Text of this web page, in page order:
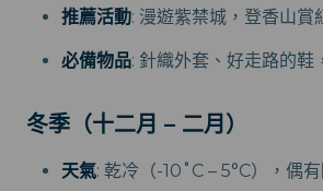
推薦活動: 漫遊紫禁城，登香山賞
必備物品: 針織外套、好走路的鞋
冬季（十二月 – 二月）
天氣: 乾冷（-10˚C – 5°C），偶有